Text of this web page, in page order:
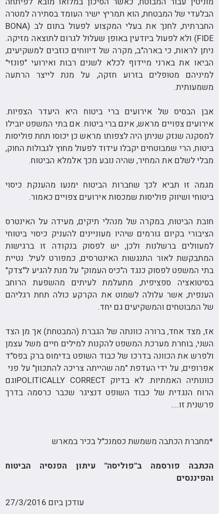
הבלעדי של המבטחת, הוא תמריץ ישיר העומד בסתירה למטרה
החברתית, לחנך את בעלי המקצוע לפעול בתום לב (BONA
FIDE) ולא לפעול ביודעין באופן שעלול לגרום לתוצאה מזיקה.
ניתן לראות, כי בארה"ב, מקרה של דיווחים כוזבים למשקיעים,
הביאו את בארני מיידוף לכלא לשנים רבות ואירועי "פונזי"
למיניהם מטופלים בזרוע חזקה, על מנת לייצר הרתעה
משמעותית.
אבן הבסיס של אירועים ברי ביטוח היא היעדר הצפיות.
אירועים צפויים מראש, אינם ברי ביטוח. אם בתי המשפט יובילו
למסקנה שנזק שניתן היה לצפותו מראש כן יכוסו תחת פוליסות
ביטוח, הרי שמבוטחים יקבלו עידוד לפעול מחוץ לגבולות החוק,
מבלי לשלם את המחיר, שהיה נובע מכך אלמלא הביטוח.
מגמה זו תביא לכך שחברות הביטוח ימנעו מהענקת כיסוי
ביטוחי ושיווק פוליסות שמכסות אירועים צפויים כאמור.
חובת הביטוח, במקרה של מנהלי תיקים, מעידה על האינטרס
הציבורי בקיום גורמים שיהיו מעוניינים להעניק כיסוי ביטוחי
למעוולים ברשלנות ולכן, יש לפסוק בנקודה זו ברגישות
המתבקשת לאור התנגשות האינטרסים, כמפורט לעיל. נטיית
בתי המשפט לפסוק כנגד ה"כיס העמוק" על מנת להגיע ל"צדק"
בסיטואציה ספציפית, מתעלמת לעיתים מהשפעת הרוחב
הענפית, אשר עלולה לשמוט את הקרקע כולה תחת רגליהם
של המבוטחים והמשקיעים גם יחד.
אז, מצד אחד, ברורה כוונתה של הגברת (המבטחת) אך מן הצד
השני, בוחרת מערכת המשפט להקנות למילים חיים משל עצמן
ולפרש את הכוונה בדרכו של כבוד השופט בדימוס ברק בפס"ד
אפרופים, על ידי העדפת "מה שהייתה צריכה להתכוון" על פני
כוונותיה האמתיות. לא בדיוק POLITICALLY CORRECTוגם
הרוח הנגדית של כבוד השופט דנציגר שכבר כרסמה בדרך
פרשנית זו....
*מחברת הכתבה משמשת כסמנכ"ל בכיר במארש
הכתבה פורסמה ב"פוליסה" עיתון הפנסיה הביטוח
והפיננסים
עודכן ביום 27/3/2016